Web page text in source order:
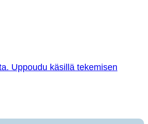
Uppoudu käsillä tekemisen